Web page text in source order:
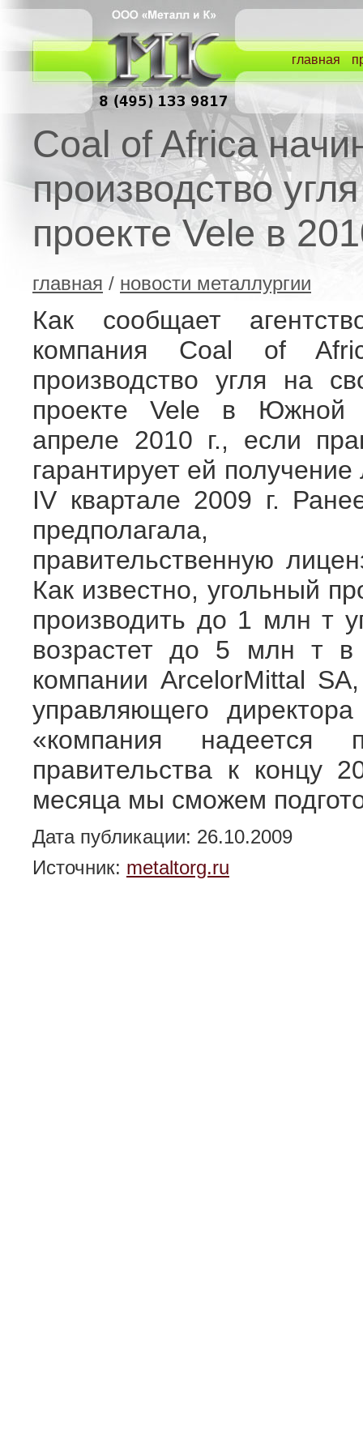
главная
Coal of Africa
производство
проекте Vele в
главная / новости металлургии
Как сообщает
компания Coal of
производство угля на
проекте Vele в Южной
апреле 2010 г., если
гарантирует ей
IV квартале 2009 г.
правительственную
Как известно, угольный
производить до 1 млн т
возрастет до 5 млн т в
компании ArcelorMittal
управляющего
«компания надеется
правительства к концу
месяца мы сможем
Дата публикации: 26.10.2009
Источник: metaltorg.ru